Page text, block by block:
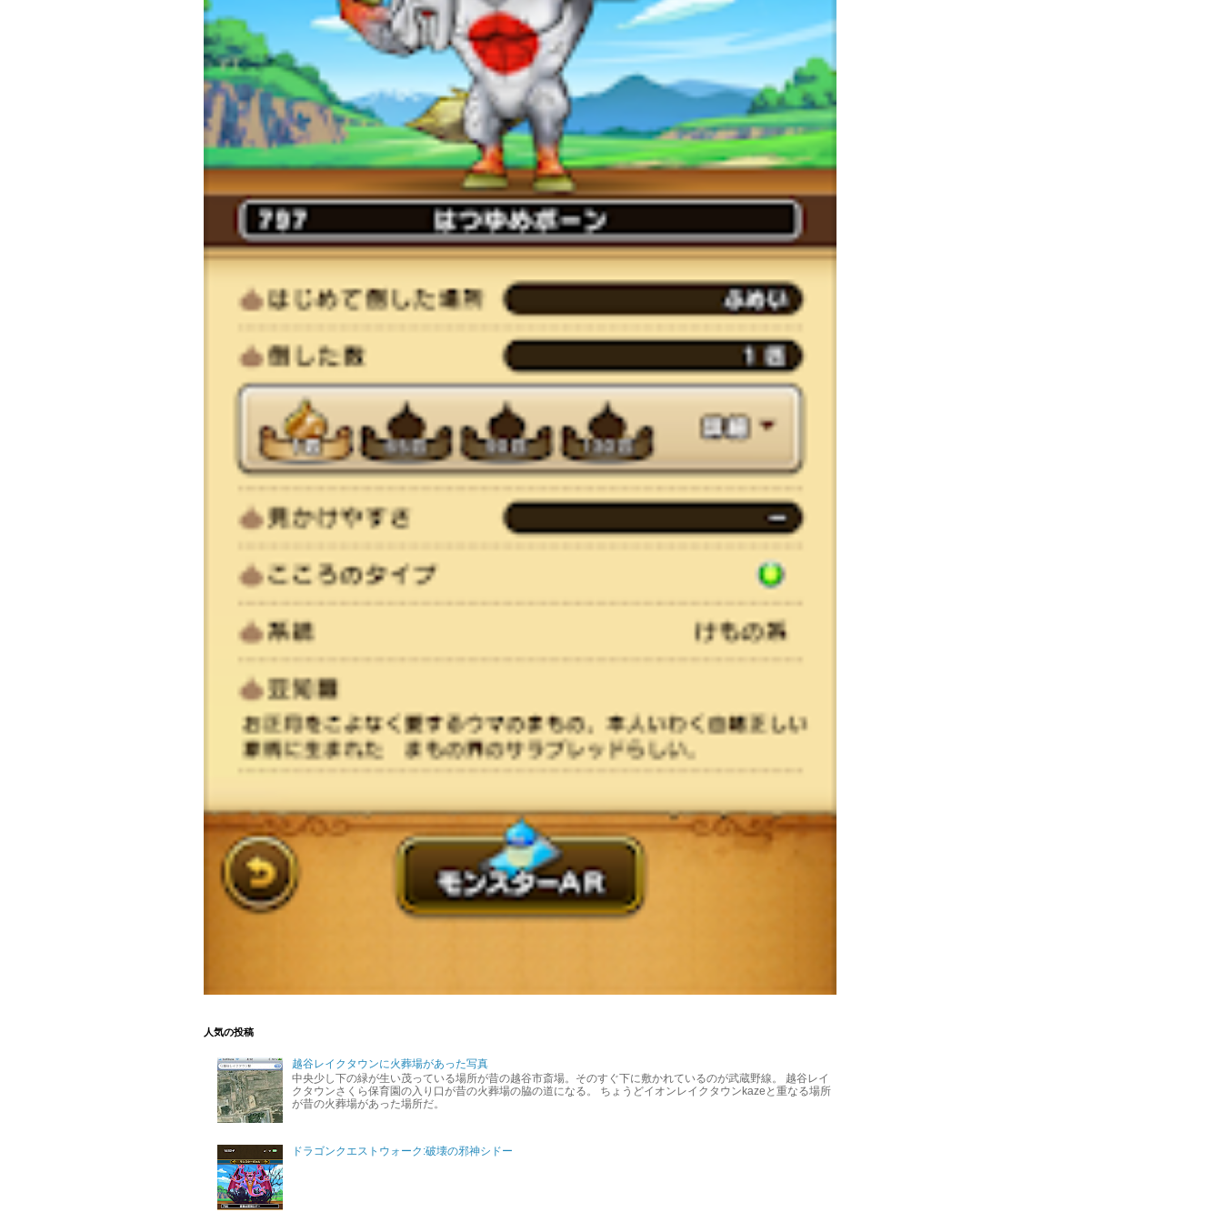
人気の投稿
越谷レイクタウンに火葬場があった写真
中央少し下の緑が生い茂っている場所が昔の越谷市斎場。そのすぐ下に敷かれているのが武蔵野線。 越谷レイ
クタウンさくら保育園の入り口が昔の火葬場の脇の道になる。 ちょうどイオンレイクタウンkazeと重なる場所
が昔の火葬場があった場所だ。
ドラゴンクエストウォーク:破壊の邪神シドー